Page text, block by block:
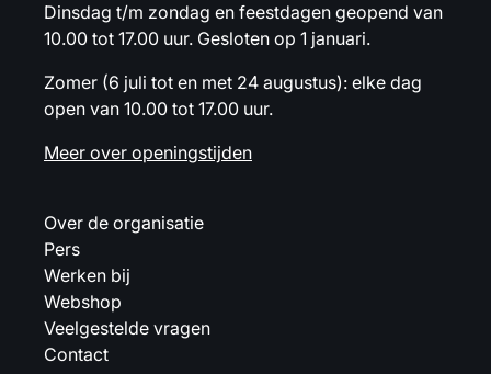
Dinsdag t/m zondag en feestdagen geopend van
10.00 tot 17.00 uur. Gesloten op 1 januari.
Zomer (6 juli tot en met 24 augustus): elke dag
open van 10.00 tot 17.00 uur.
Meer over openingstijden
Over de organisatie
Pers
Werken bij
Webshop
Veelgestelde vragen
Contact